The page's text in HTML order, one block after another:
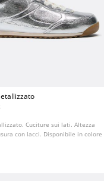
Cuciture sui lati. Altezza
con lacci. Disponibile in colore